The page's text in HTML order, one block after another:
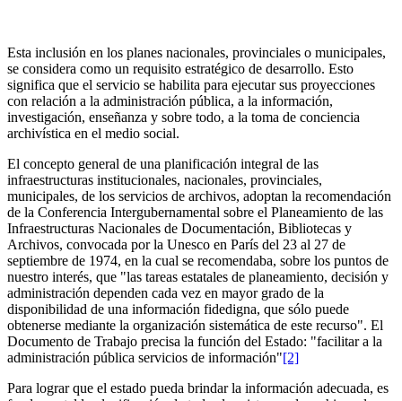
Esta inclusión en los planes nacionales, provinciales o municipales,
se consi­dera como un requisito estratégico de desarrollo. Esto
significa que el servi­cio se habilita para ejecutar sus proyecciones
con relación a la administra­ción pública, a la información,
investigación, enseñanza y sobre todo, a la toma de conciencia
archivística en el medio social.
El concepto general de una planificación integral de las
infraestructuras insti­tucionales, nacionales, provinciales,
municipales, de los servicios de archi­vos, adoptan la recomendación
de la Conferencia Intergubernamental sobre el Planeamiento de las
Infraestructuras Nacionales de Documentación, Bibliotecas y
Archivos, convocada por la Unesco en París del 23 al 27 de
septiembre de 1974, en la cual se recomendaba, sobre los puntos de
nuestro interés, que "las tareas estatales de planeamiento, decisión y
adminis­tración dependen cada vez en mayor grado de la
disponibilidad de una in­formación fidedigna, que sólo puede
obtenerse mediante la organización sistemática de este recurso". El
Documento de Trabajo precisa la función del Estado: "facilitar a la
administración pública servicios de información"[2]
Para lograr que el estado pueda brindar la información adecuada, es